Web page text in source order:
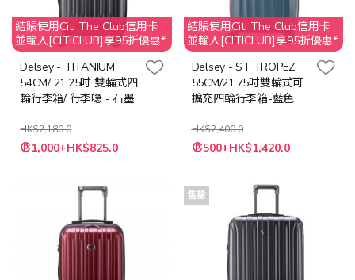
結賬使用Citi The Club信用卡
並輸入[CITICLUB]享95折優惠*
Delsey - TITANIUM
54CM/ 21.25吋 雙輪式四
輪行李箱/ 行李喼 - 石墨
HK$2,180.0
特
殊 1,000+HK$825.0
結賬使用Citi The Club信用卡
並輸入[CITICLUB]享95折優惠*
Delsey - ST TROPEZ
55CM/21.75吋雙輪式可
擴充四輪行李箱-藍色
HK$2,400.0
特
殊 500+HK$1,420.0
售罄